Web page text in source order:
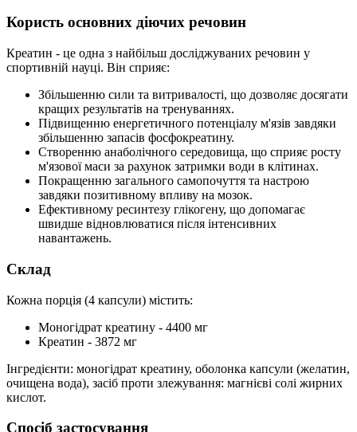
Користь основних діючих речовин
Креатин - це одна з найбільш досліджуваних речовин у
спортивній науці. Він сприяє:
Збільшенню сили та витривалості, що дозволяє досягати
кращих результатів на тренуваннях.
Підвищенню енергетичного потенціалу м'язів завдяки
збільшенню запасів фосфокреатину.
Створенню анаболічного середовища, що сприяє росту
м'язової маси за рахунок затримки води в клітинах.
Покращенню загального самопочуття та настрою
завдяки позитивному впливу на мозок.
Ефективному ресинтезу глікогену, що допомагає
швидше відновлюватися після інтенсивних
навантажень.
Склад
Кожна порція (4 капсули) містить:
Моногідрат креатину - 4400 мг
Креатин - 3872 мг
Інгредієнти: моногідрат креатину, оболонка капсули (желатин,
очищена вода), засіб проти злежування: магнієві солі жирних
кислот.
Спосіб застосування